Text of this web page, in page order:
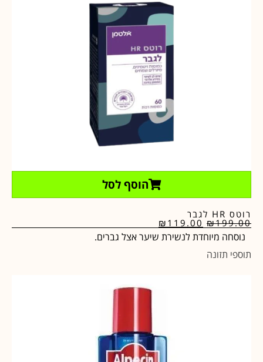
הוסף לסל
רוטס HR לגבר
₪199.00
₪ 119.00
נוסחה מיוחדת לנשירת שיער אצל גברים.
תוספי תזונה